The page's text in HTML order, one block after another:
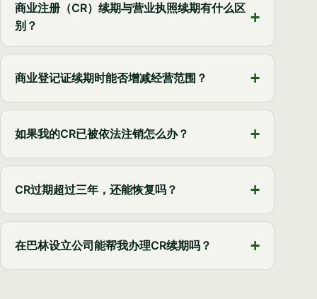
商业注册（CR）续期与营业执照续期有什么区
别？
商业登记证续期时能否增减经营范围？
如果我的CR已被依法注销怎么办？
CR过期超过三年，还能恢复吗？
在巴林设立公司能帮我办理CR续期吗？